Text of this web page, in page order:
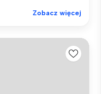
Zobacz więcej